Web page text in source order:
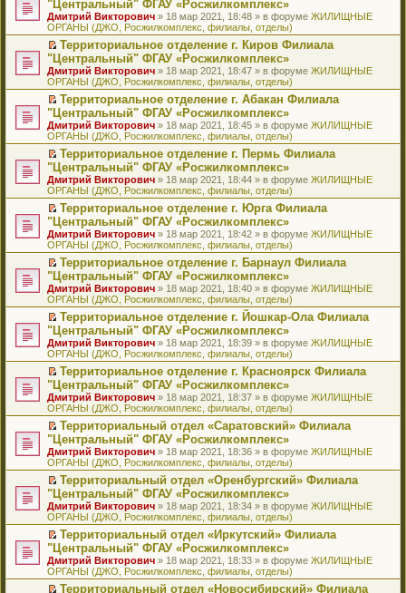
и
ю
щ
е
н
и
ю
у
с
о
о
б
щ
е
н
и
ю
н
н
о
м
с
о
о
б
щ
е
н
и
ю
и
т
а
н
н
о
м
у
с
о
о
б
щ
е
н
и
ю
е
п
р
о
ч
и
т
а
н
н
о
м
у
с
о
о
б
щ
е
н
и
ю
в
о
м
у
н
е
п
р
о
ч
и
т
а
н
н
о
м
у
с
о
о
б
щ
е
н
и
ю
и
к
п
е
р
в
о
м
у
н
е
п
р
о
ч
и
т
а
н
н
о
м
у
с
о
о
б
щ
е
н
и
ю
е
р
е
й
т
и
к
п
е
р
в
о
м
у
н
е
п
р
о
ч
и
т
а
н
н
о
м
у
с
о
о
б
щ
е
н
и
ю
"Центральный" ФГАУ «Росжилкомплекс»
Дмитрий Викторович » 18 мар 2021, 18:48 » в форуме ЖИЛИЩНЫЕ
ОРГАНЫ (ДЖО, Росжилкомплекс, филиалы, отделы)
П
е
р
е
й
т
и
к
п
е
р
в
о
м
у
н
е
п
р
о
ч
и
т
а
н
н
о
м
у
с
о
о
б
щ
е
н
и
ю
Территориальное отделение г. Киров Филиала
"Центральный" ФГАУ «Росжилкомплекс»
Дмитрий Викторович » 18 мар 2021, 18:47 » в форуме ЖИЛИЩНЫЕ
ОРГАНЫ (ДЖО, Росжилкомплекс, филиалы, отделы)
П
е
р
е
й
т
и
к
п
е
р
в
о
м
у
н
е
п
р
о
ч
и
т
а
н
н
о
м
у
с
о
о
б
щ
е
н
и
ю
Территориальное отделение г. Абакан Филиала
"Центральный" ФГАУ «Росжилкомплекс»
Дмитрий Викторович » 18 мар 2021, 18:45 » в форуме ЖИЛИЩНЫЕ
ОРГАНЫ (ДЖО, Росжилкомплекс, филиалы, отделы)
П
е
р
е
й
т
и
к
п
е
р
в
о
м
у
н
е
п
р
о
ч
и
т
а
н
н
о
м
у
с
о
о
б
щ
е
н
и
ю
Территориальное отделение г. Пермь Филиала
"Центральный" ФГАУ «Росжилкомплекс»
Дмитрий Викторович » 18 мар 2021, 18:44 » в форуме ЖИЛИЩНЫЕ
ОРГАНЫ (ДЖО, Росжилкомплекс, филиалы, отделы)
П
е
р
е
й
т
и
к
п
е
р
в
о
м
у
н
е
п
р
о
ч
и
т
а
н
н
о
м
у
с
о
о
б
щ
е
Территориальное отделение г. Юрга Филиала
"Центральный" ФГАУ «Росжилкомплекс»
Дмитрий Викторович » 18 мар 2021, 18:42 » в форуме ЖИЛИЩНЫЕ
ОРГАНЫ (ДЖО, Росжилкомплекс, филиалы, отделы)
П
е
р
е
й
т
и
к
п
е
р
в
о
м
у
н
е
п
р
о
ч
и
т
а
н
н
о
м
у
с
Территориальное отделение г. Барнаул Филиала
"Центральный" ФГАУ «Росжилкомплекс»
Дмитрий Викторович » 18 мар 2021, 18:40 » в форуме ЖИЛИЩНЫЕ
ОРГАНЫ (ДЖО, Росжилкомплекс, филиалы, отделы)
П
е
р
е
й
т
и
к
п
е
р
в
о
м
у
н
е
п
р
о
ч
и
т
а
н
Территориальное отделение г. Йошкар-Ола Филиала
"Центральный" ФГАУ «Росжилкомплекс»
Дмитрий Викторович » 18 мар 2021, 18:39 » в форуме ЖИЛИЩНЫЕ
ОРГАНЫ (ДЖО, Росжилкомплекс, филиалы, отделы)
П
е
р
е
й
т
и
к
п
е
р
в
о
м
у
н
е
п
р
о
Территориальное отделение г. Красноярск Филиала
"Центральный" ФГАУ «Росжилкомплекс»
Дмитрий Викторович » 18 мар 2021, 18:37 » в форуме ЖИЛИЩНЫЕ
ОРГАНЫ (ДЖО, Росжилкомплекс, филиалы, отделы)
П
е
р
е
й
т
и
к
п
е
р
в
о
м
у
Территориальный отдел «Саратовский» Филиала
"Центральный" ФГАУ «Росжилкомплекс»
Дмитрий Викторович » 18 мар 2021, 18:36 » в форуме ЖИЛИЩНЫЕ
ОРГАНЫ (ДЖО, Росжилкомплекс, филиалы, отделы)
П
е
р
е
й
т
и
к
п
е
Территориальный отдел «Оренбургский» Филиала
"Центральный" ФГАУ «Росжилкомплекс»
Дмитрий Викторович » 18 мар 2021, 18:34 » в форуме ЖИЛИЩНЫЕ
ОРГАНЫ (ДЖО, Росжилкомплекс, филиалы, отделы)
П
е
р
е
й
Территориальный отдел «Иркутский» Филиала
"Центральный" ФГАУ «Росжилкомплекс»
Дмитрий Викторович » 18 мар 2021, 18:33 » в форуме ЖИЛИЩНЫЕ
ОРГАНЫ (ДЖО, Росжилкомплекс, филиалы, отделы)
Территориальный отдел «Новосибирский» Филиала